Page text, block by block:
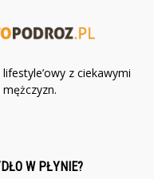
z ciekawymi
W PŁYNIE?